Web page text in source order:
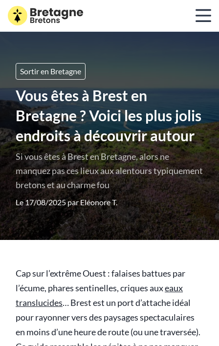
Sortir en Bretagne
Vous êtes à Brest en
Bretagne ? Voici les plus jolis
endroits à découvrir autour
Si vous êtes à Brest en Bretagne, alors ne
manquez pas ces lieux aux alentours typiquement
bretons et au charme fou
Le 17/08/2025 parEléonore T.
Cap sur l’extrême Ouest : falaises battues par
l’écume, phares sentinelles, criques auxeaux
translucides… Brest est un port d’attache idéal
pour rayonner vers des paysages spectaculaires
en moins d’une heure de route (ou une traversée).